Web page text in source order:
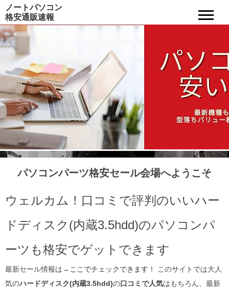
ノートパソコン
格安通販速報
パソコンパーツ格安セール会場へようこそ
ウェルカム！口コミで評判のいいハー
ドディスク(内蔵3.5hdd)のパソコンパ
ーツも格安でゲットできます
最新セール情報は→ ここでチェックできます！
このサイトでは大人
気のハードディスク(内蔵3.5hdd)の口コミで人気はもちろん、最新